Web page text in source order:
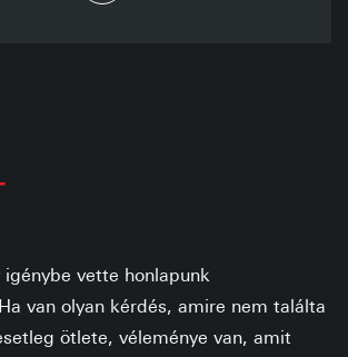
igénybe vette honlapunk
van olyan kérdés, amire nem találta
ötlete, véleménye van, amit